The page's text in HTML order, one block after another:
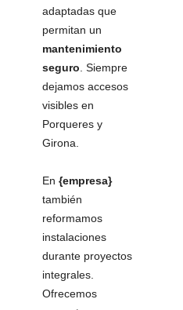
adaptadas que
permitan un
mantenimiento
seguro. Siempre
dejamos accesos
visibles en
Porqueres y
Girona.
En {empresa}
también
reformamos
instalaciones
durante proyectos
integrales.
Ofrecemos